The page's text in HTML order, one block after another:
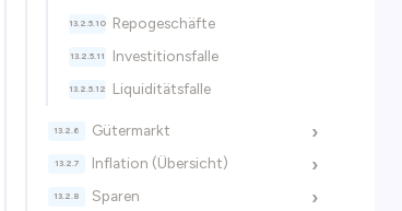
Repogeschäfte
Investitionsfalle
Liquiditätsfalle
›
Gütermarkt
›
Inflation (Übersicht)
›
Sparen